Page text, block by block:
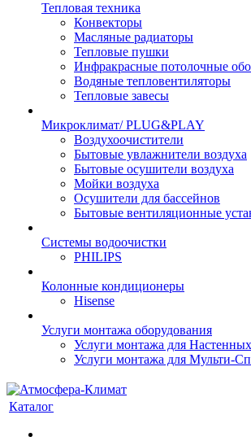
Тепловая техника
Конвекторы
Масляные радиаторы
Тепловые пушки
Инфракрасные потолочные
Водяные тепловентиляторы
Тепловые завесы
Микроклимат/ PLUG&PLAY
Воздухоочистители
Бытовые увлажнители воздуха
Бытовые осушители воздуха
Мойки воздуха
Осушители для бассейнов
Бытовые вентиляционные
Системы водоочистки
PHILIPS
Колонные кондиционеры
Hisense
Услуги монтажа оборудования
Услуги монтажа для
Услуги монтажа для Мульти-
Каталог